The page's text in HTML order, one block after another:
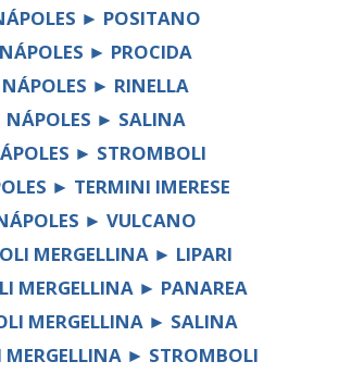
► POSITANO
NÁPOLES ► PROCIDA
NÁPOLES ► RINELLA
NÁPOLES ► SALINA
► STROMBOLI
► TERMINI IMERESE
► VULCANO
MERGELLINA ► LIPARI
MERGELLINA ► PANAREA
MERGELLINA ► SALINA
MERGELLINA ► STROMBOLI